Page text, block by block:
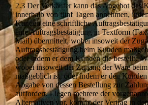
2.3 Der Verkäufer kann das Angebot des
innerhalb von fünf Tagen annehmen,
Kunden eine schriftliche
eine Auftragsbestätigung in Textform
Mail) übermittelt, wobei insoweit der
Auftragsbestätigung beim Kunden
oder indem er dem Kunden die bestellte
wobei insoweit der Zugang der Ware
maßgeblich ist, oder indem er den
Abgabe von dessen Bestellung zur
auffordert. Liegen mehrere der
Alternativen vor, kommt der Vertrag in